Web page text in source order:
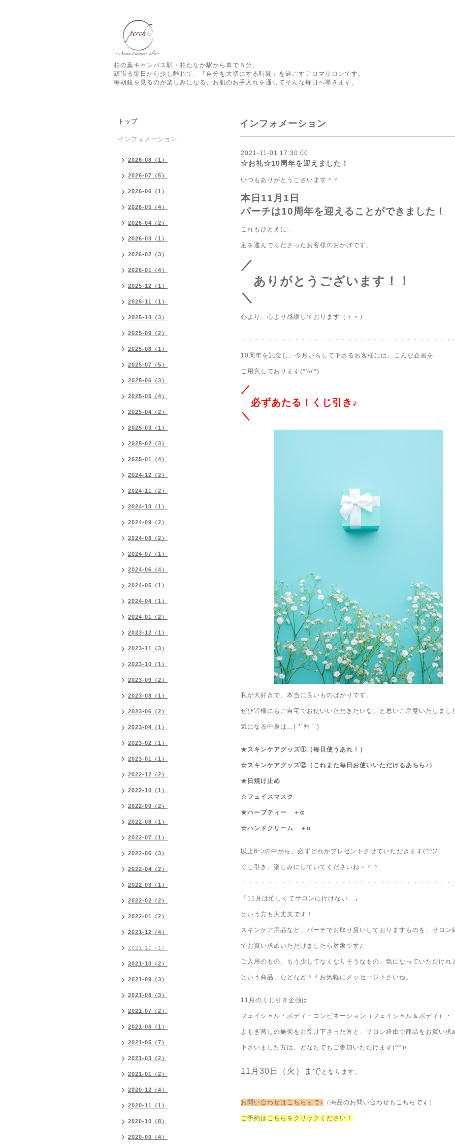
柏の葉キャンパス駅・柏たなか駅から車で５分。
頑張る毎日から少し離れて、『自分を大切にする時間』を過ごすアロマサロンです。
毎朝鏡を見るのが楽しみになる、お肌のお手入れを通してそんな毎日へ導きます。
インフォメーション
2021-11-01 17:30:00
☆お礼☆10周年を迎えました！
いつもありがとうございます＾＾
本日11月1日
パーチは10周年を迎えることができました！
これもひとえに…
足を運んでくださったお客様のおかげです。
／
ありがとうございます！！
＼
心より、心より感謝しております（＞＜）
・・・・・・・・・・・・・・・・・・・・・・・・・・・・・・・・
10周年を記念し、今月いらして下さるお客様には、こんな企画を
ご用意しております(*'ω'*)
／
必ずあたる！くじ引き♪
＼
私が大好きで、本当に良いものばかりです。
ぜひ皆様にもご自宅でお使いいただきたいな、と思いご用意いたしまし
気になる中身は…( *´艸｀)
★スキンケアグッズ①（毎日使うあれ！）
☆スキンケアグッズ②（これまた毎日お使いいただけるあちら♪）
★日焼け止め
☆フェイスマスク
★ハーブティー ＋α
☆ハンドクリーム ＋α
以上6つの中から、必ずどれかプレゼントさせていただきます(^^)/
くじ引き、楽しみにしていてくださいね～＾＾
・・・・・・・・・・・・・・・・・・・・・・・・・・・・・・・・
『11月は忙しくてサロンに行けない…』
という方も大丈夫です！
スキンケア用品など、パーチでお取り扱いしておりますものを、サロン
でお買い求めいただけましたら対象です♪
ご入用のもの、もう少しでなくなりそうなもの、気になっていただけれ
という商品、などなど＾＾お気軽にメッセージ下さいね。
11月のくじ引き企画は
フェイシャル・ボディ・コンビネーション（フェイシャル＆ボディ）・
よもぎ蒸しの施術をお受け下さった方と、サロン経由で商品をお買い求
下さいました方は、どなたでもご参加いただけます(^^)/
11月30日（火）まで となります。
お問い合わせはこちらまで♪ （商品のお問い合わせもこちらです）
ご予約はこちらをクリックください！
トップ
インフォメーション
2026-08（1）
2026-07（5）
2026-06（1）
2026-05（4）
2026-04（2）
2026-03（1）
2026-02（3）
2026-01（4）
2025-12（1）
2025-11（1）
2025-10（3）
2025-09（2）
2025-08（1）
2025-07（5）
2025-06（3）
2025-05（4）
2025-04（2）
2025-03（1）
2025-02（3）
2025-01（4）
2024-12（2）
2024-11（2）
2024-10（1）
2024-09（2）
2024-08（2）
2024-07（1）
2024-06（4）
2024-05（1）
2024-04（1）
2024-01（2）
2023-12（1）
2023-11（3）
2023-10（1）
2023-09（2）
2023-08（1）
2023-06（2）
2023-04（1）
2023-02（1）
2023-01（1）
2022-12（2）
2022-10（1）
2022-09（2）
2022-08（1）
2022-07（1）
2022-06（3）
2022-04（2）
2022-03（1）
2022-02（2）
2022-01（2）
2021-12（4）
2021-11（1）
2021-10（2）
2021-09（3）
2021-08（3）
2021-07（2）
2021-06（1）
2021-05（7）
2021-03（2）
2021-01（2）
2020-12（4）
2020-11（1）
2020-10（8）
2020-09（4）